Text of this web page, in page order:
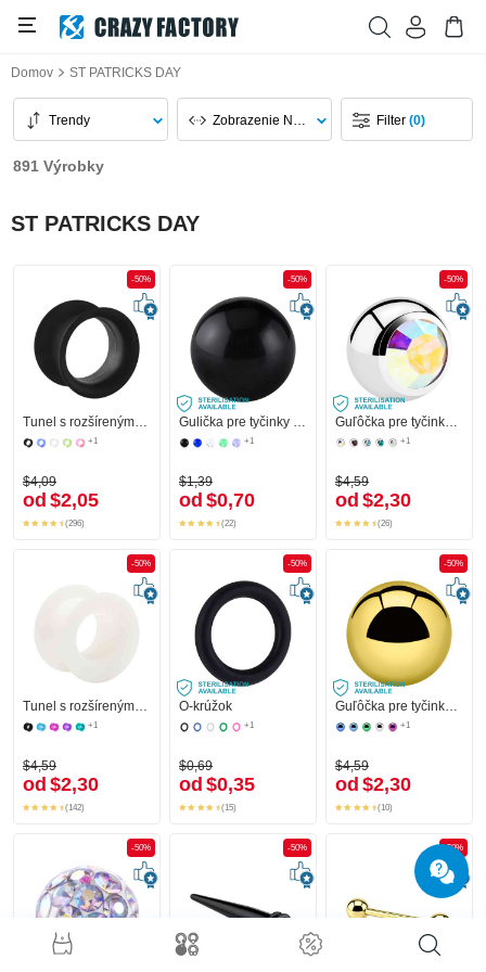
Domov ST PATRICKS DAY
Trendy Zobrazenie Na Stránku Filter(0)
891 Výrobky
ST PATRICKS DAY
-50%
Tunel s rozšírenými koncami (silikón, rôzne farby)
+1
$4,09
od $2,05
(296)
-50%
Gulička pre tyčinky so závitom (akryl, rôzne farby)
+1
$1,39
od $0,70
(22)
-50%
Guľôčka pre tyčinky so závitom (chirurgická oceľ, strieborná, lesklý povrch) s Kryštálový kameň
+1
$4,59
od $2,30
(26)
-50%
+1
$4,59
od $2,30
(142)
-50%
O-krúžok
+1
$0,69
od $0,35
(15)
-50%
Guľôčka pre tyčinky so závitom (titán, lesklý povrch)
+1
$4,59
od $2,30
(10)
-50% -50% -50%